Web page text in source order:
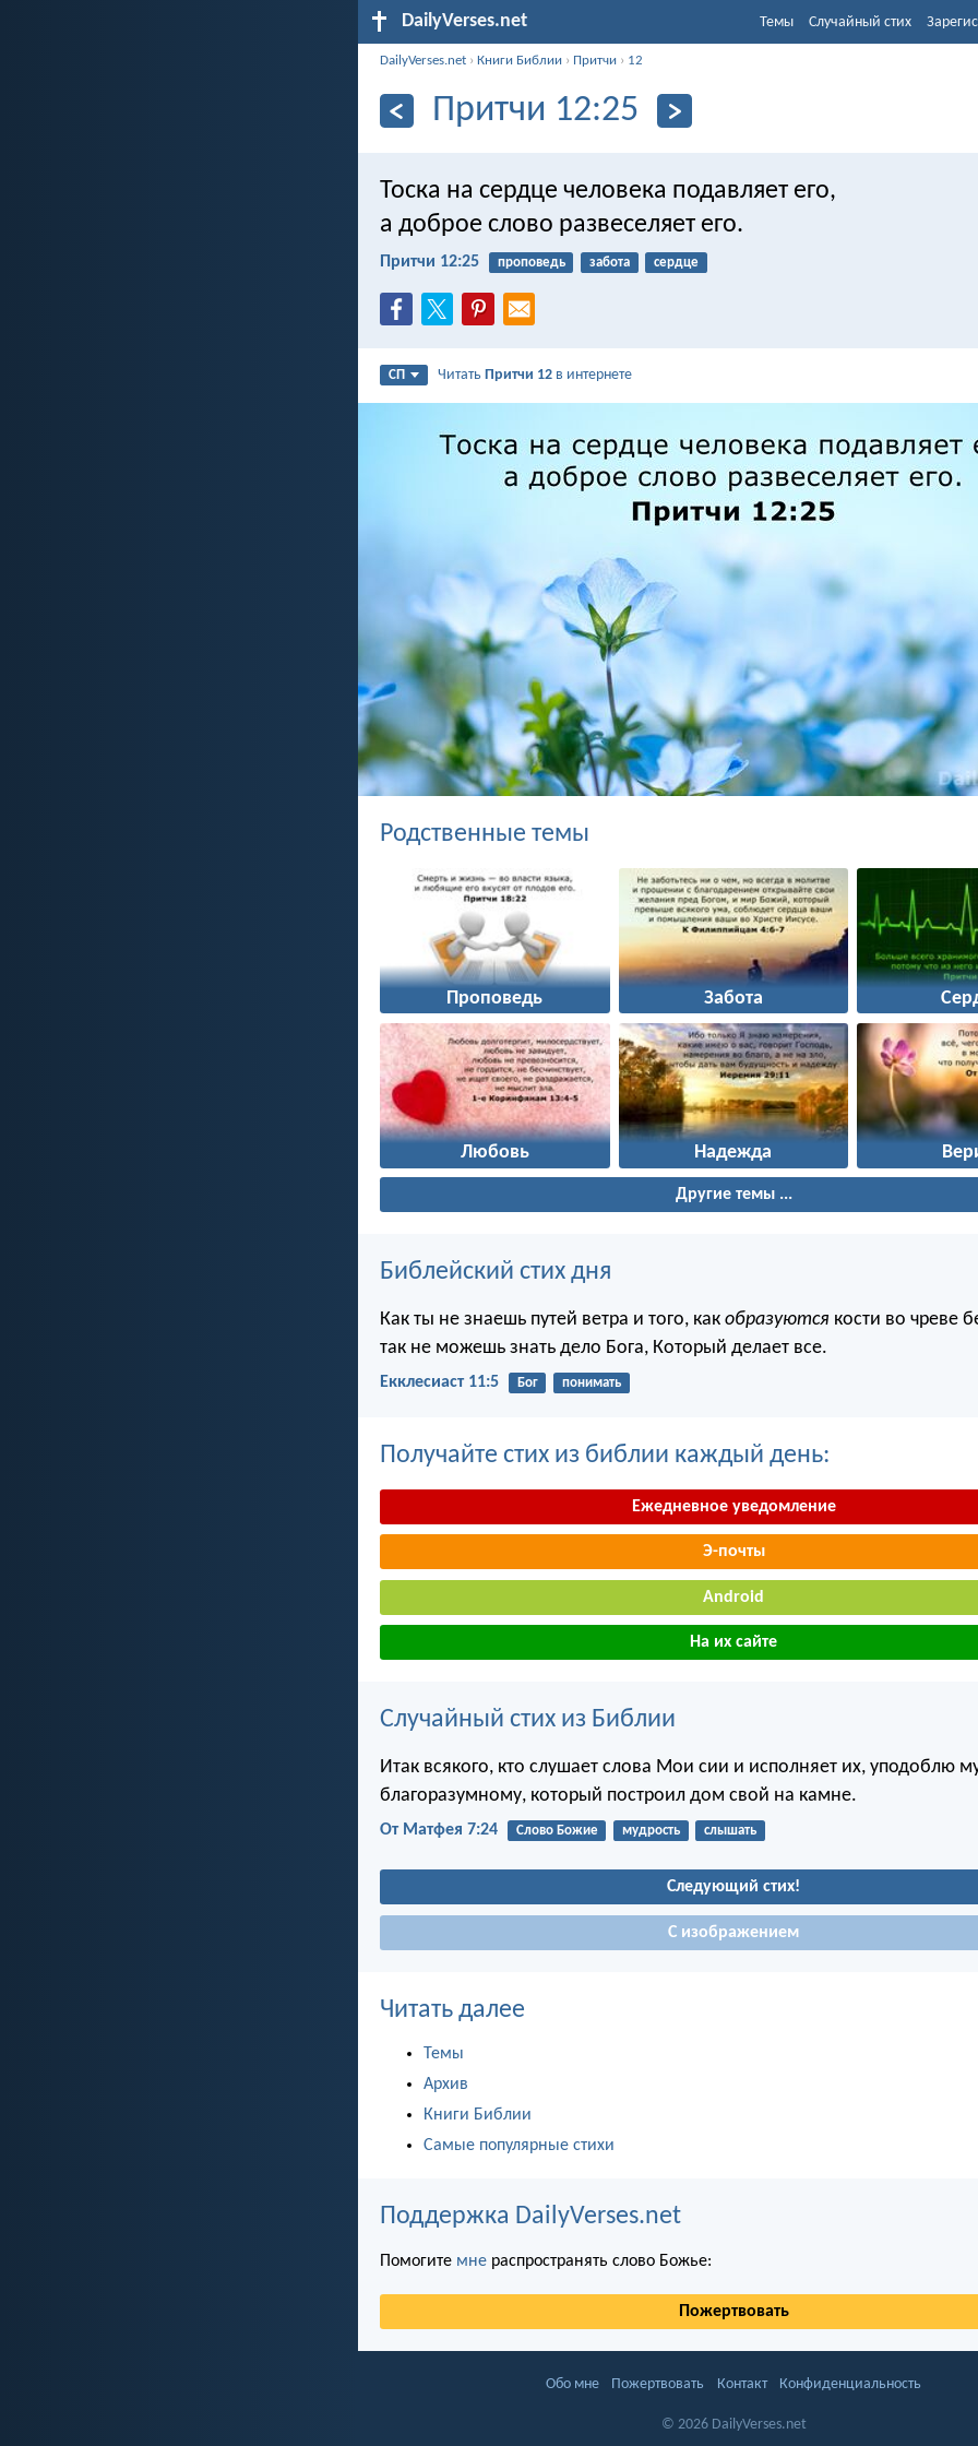
DailyVerses.net Темы Случайный стих
DailyVerses.net ›Книги Библии › Притчи › 12
Притчи 12:25
Тоска на сердце человека подавляет его,
а доброе слово развеселяет его.
Притчи 12:25 проповедь забота сердце
СП ЧитатьПритчи 12 в интернете
Родственные темы
Проповедь Забота
Любовь Надежда
Другие темы ...
Библейский стих дня
Как ты не знаешь путей ветра и того, как образуются кости во чреве
так не можешь знать дело Бога, Который делает все.
Екклесиаст 11:5 Бог понимать
Получайте стих из библии каждый день:
Ежедневное уведомление
Э-почты
Android
На их сайте
Случайный стих из Библии
Итак всякого, кто слушает слова Мои сии и исполняет их, уподоблю
благоразумному, который построил дом свой на камне.
От Матфея 7:24 Слово Божие мудрость слышать
Следующий стих!
С изображением
Читать далее
Темы
Архив
Книги Библии
Самые популярные стихи
Поддержка DailyVerses.net
Помогите мне распространять слово Божье:
Пожертвовать
Обо мне Пожертвовать Контакт Конфиденциальность
© 2026 DailyVerses.net